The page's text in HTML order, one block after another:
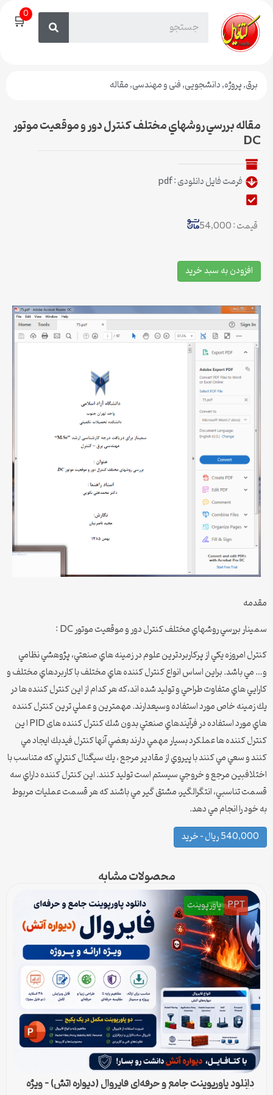
🛒0
برق,پروژه,دانشجویی,فنی و مهندسی,مقاله
مقاله بررسي روشهاي مختلف كنترل دور و موقعيت موتور
DC
فرمت فایل دانلودی : pdf
قیمت : 54,000
افزودن به سبد خرید
مقدمه
سمینار بررسي روشهاي مختلف كنترل دور و موقعيت موتور DC :
كنترل امروزه يكي از پركاربردترين علوم در زمينه هاي صنعتي، پژوهشي نظامي
و… مي باشد. براين اساس انواع كنترل كننده هاي مختلف با كاربردهاي مختلف و
كارايي هاي متفاوت طراحي و توليد شده اند،كه هر كدام از اين كنترل كننده ها در
يك زمينه خاص مورد استفاده وسيعدارند. مهمترين و عملي ترين كنترل كننده
هاي مورد استفاده در فرآيندهاي صنعتي بدون شك كنترل کننده های PID ا ين
كنترل كننده ها عملكرد بسيار مهمي دارند بعضي آنها كنترل فيدبك ايجاد مي
كنند و سعي مي كنند با پيروي از مقادير مرجع ، يك سيگنال كنترلي كه متناسب با
اختلافبين مرجع و خروجي سيستم است توليد كنند. اين كنترل كننده داراي سه
قسمت تناسبي، انتگرالگير، مشتق گير مي باشند كه هر قسمت عمليات مربوط
به خود را انجام مي دهد.
540,000 ریال – خرید
محصولات مشابه
PPT پاورپوینت
دانلود پاورپوینت جامع و حرفه‌ای فایروال (دیواره آتش) – ویژه